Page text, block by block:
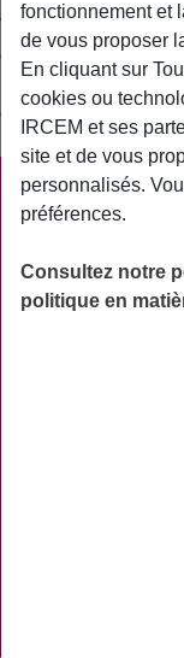
Vous cotisez à une
d’une retraite
un régime de
de retraites. Elle
PRATIQUE
fonctionnement et
de vous proposer
En cliquant sur
cookies ou
IRCEM et ses
site et de vous
personnalisés.
préférences.
Consultez notre
politique en